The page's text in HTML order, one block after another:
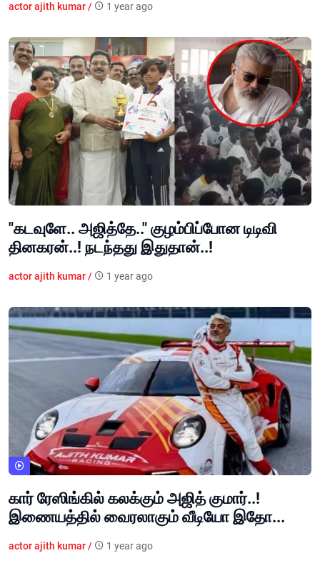
actor ajith kumar / 1 year ago
"கடவுளே.. அஜித்தே.." குழம்பிப்போன டிடிவி
தினகரன்..! நடந்தது இதுதான்..!
actor ajith kumar / 1 year ago
கார் ரேஸிங்கில் கலக்கும் அஜித் குமார்..!
இணையத்தில் வைரலாகும் வீடியோ இதோ...
actor ajith kumar / 1 year ago